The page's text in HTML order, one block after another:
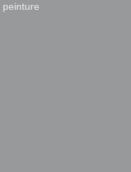
peinture